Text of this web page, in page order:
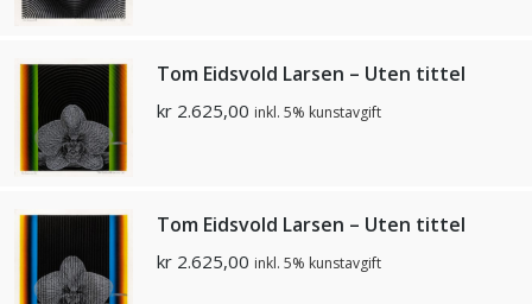
Tom Eidsvold Larsen – Uten tittel
kr 2.625,00 inkl. 5% kunstavgift
Tom Eidsvold Larsen – Uten tittel
kr 2.625,00 inkl. 5% kunstavgift